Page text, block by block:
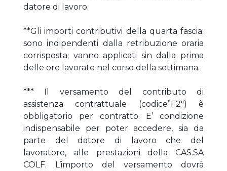
datore di lavoro.
**Gli importi contributivi della quarta fascia:
sono indipendenti dalla retribuzione oraria
corrisposta; vanno applicati sin dalla prima
delle ore lavorate nel corso della settimana.
*** Il versamento del contributo di
assistenza contrattuale (codice”F2″) è
obbligatorio per contratto. E’ condizione
indispensabile per poter accedere, sia da
parte del datore di lavoro che del
lavoratore, alle prestazioni della CAS.SA
COLF. L’importo del versamento dovrà